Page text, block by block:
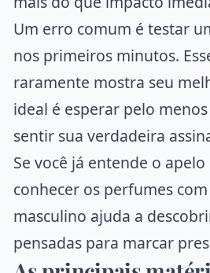
Um erro comum é testar
nos primeiros minutos.
raramente mostra seu
ideal é esperar pelo
sentir sua verdadeira
Se você já entende o
conhecer os perfumes
masculino ajuda a
pensadas para marcar